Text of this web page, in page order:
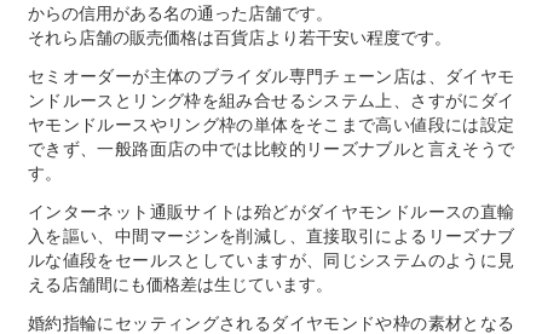
からの信用がある名の通った店舗です。
それら店舗の販売価格は百貨店より若干安い程度です。
セミオーダーが主体のブライダル専門チェーン店は、ダイヤモ
ンドルースとリング枠を組み合せるシステム上、さすがにダイ
ヤモンドルースやリング枠の単体をそこまで高い値段には設定
できず、一般路面店の中では比較的リーズナブルと言えそうで
す。
インターネット通販サイトは殆どがダイヤモンドルースの直輸
入を謳い、中間マージンを削減し、直接取引によるリーズナブ
ルな値段をセールスとしていますが、同じシステムのように見
える店舗間にも価格差は生じています。
婚約指輪にセッティングされるダイヤモンドや枠の素材となる